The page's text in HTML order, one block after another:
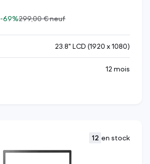
-69%299,00 €neuf
23.8" LCD (1920 x 1080)
12 mois
12 en stock